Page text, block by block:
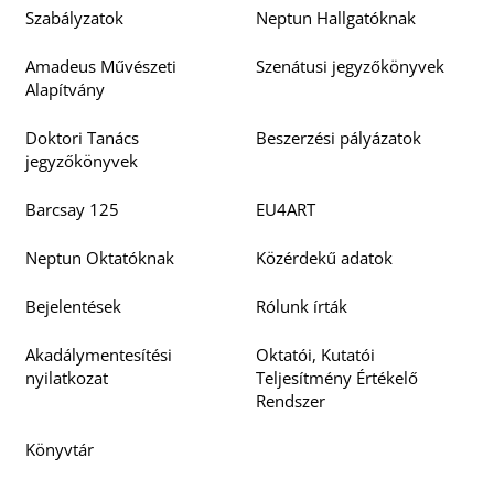
Szabályzatok Neptun Hallgatóknak
Amadeus Művészeti
Alapítvány
Szenátusi jegyzőkönyvek
Doktori Tanács
jegyzőkönyvek
Beszerzési pályázatok
Barcsay 125 EU4ART
Neptun Oktatóknak Közérdekű adatok
Bejelentések Rólunk írták
Akadálymentesítési
nyilatkozat
Oktatói, Kutatói
Teljesítmény Értékelő
Rendszer
Könyvtár